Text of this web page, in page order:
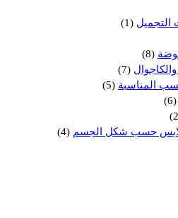
(1)
(8)
(7)
المناسبة (5)
(6)
حسب شكل الجسم (4)